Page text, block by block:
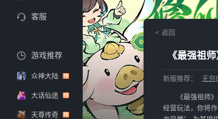
返回
《最强祖
新服推荐： 无穷
《最强祖师
经营玩法，你将
客服
游戏推荐
众神大陆
大话仙途
天尊传奇